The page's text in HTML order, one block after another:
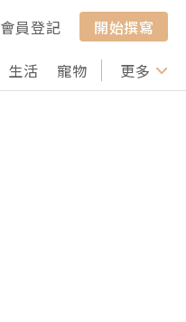
會員登記
開始撰寫
生活 寵物 行山 打卡
更多